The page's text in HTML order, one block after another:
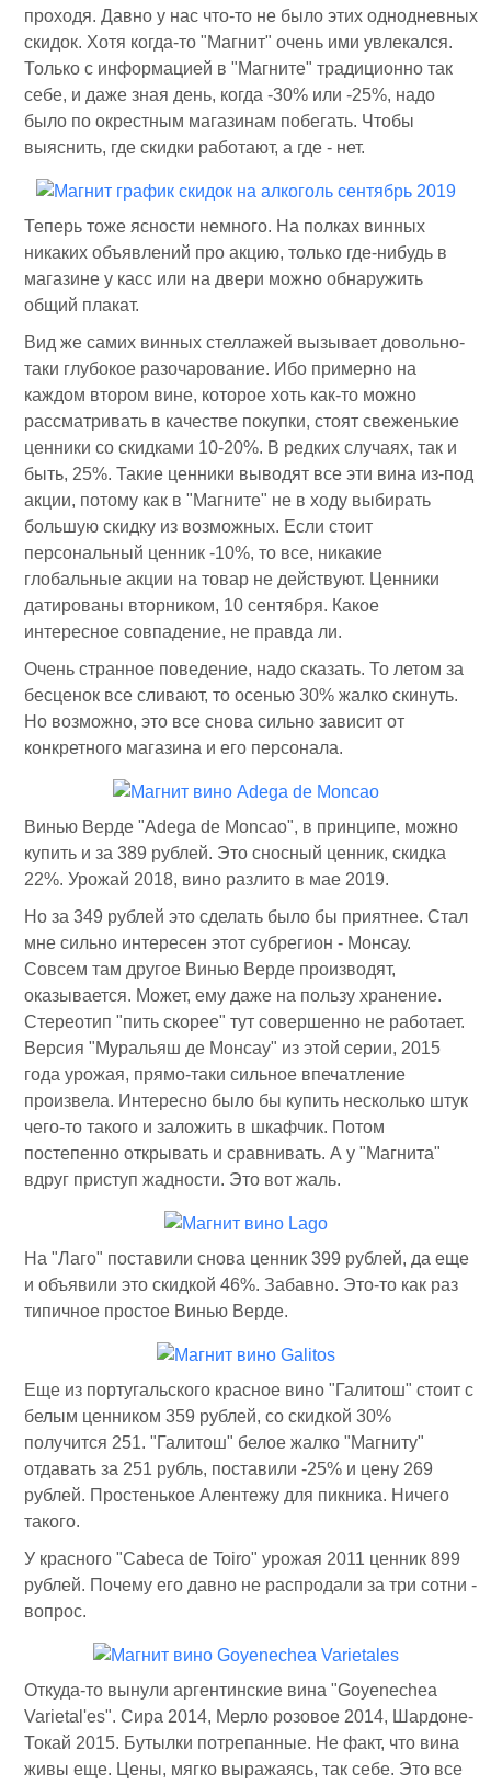
проходя. Давно у нас что-то не было этих однодневных
скидок. Хотя когда-то "Магнит" очень ими увлекался.
Только с информацией в "Магните" традиционно так
себе, и даже зная день, когда -30% или -25%, надо
было по окрестным магазинам побегать. Чтобы
выяснить, где скидки работают, а где - нет.
Теперь тоже ясности немного. На полках винных
никаких объявлений про акцию, только где-нибудь в
магазине у касс или на двери можно обнаружить
общий плакат.
Вид же самих винных стеллажей вызывает довольно-
таки глубокое разочарование. Ибо примерно на
каждом втором вине, которое хоть как-то можно
рассматривать в качестве покупки, стоят свеженькие
ценники со скидками 10-20%. В редких случаях, так и
быть, 25%. Такие ценники выводят все эти вина из-под
акции, потому как в "Магните" не в ходу выбирать
большую скидку из возможных. Если стоит
персональный ценник -10%, то все, никакие
глобальные акции на товар не действуют. Ценники
датированы вторником, 10 сентября. Какое
интересное совпадение, не правда ли.
Очень странное поведение, надо сказать. То летом за
бесценок все сливают, то осенью 30% жалко скинуть.
Но возможно, это все снова сильно зависит от
конкретного магазина и его персонала.
Винью Верде "Adega de Moncao", в принципе, можно
купить и за 389 рублей. Это сносный ценник, скидка
22%. Урожай 2018, вино разлито в мае 2019.
Но за 349 рублей это сделать было бы приятнее. Стал
мне сильно интересен этот субрегион - Монсау.
Совсем там другое Винью Верде производят,
оказывается. Может, ему даже на пользу хранение.
Стереотип "пить скорее" тут совершенно не работает.
Версия "Муральяш де Монсау" из этой серии, 2015
года урожая, прямо-таки сильное впечатление
произвела. Интересно было бы купить несколько штук
чего-то такого и заложить в шкафчик. Потом
постепенно открывать и сравнивать. А у "Магнита"
вдруг приступ жадности. Это вот жаль.
На "Лаго" поставили снова ценник 399 рублей, да еще
и объявили это скидкой 46%. Забавно. Это-то как раз
типичное простое Винью Верде.
Еще из португальского красное вино "Галитош" стоит с
белым ценником 359 рублей, со скидкой 30%
получится 251. "Галитош" белое жалко "Магниту"
отдавать за 251 рубль, поставили -25% и цену 269
рублей. Простенькое Алентежу для пикника. Ничего
такого.
У красного "Cabeca de Toiro" урожая 2011 ценник 899
рублей. Почему его давно не распродали за три сотни -
вопрос.
Откуда-то вынули аргентинские вина "Goyenechea
Varietal'es". Сира 2014, Мерло розовое 2014, Шардоне-
Токай 2015. Бутылки потрепанные. Не факт, что вина
живы еще. Цены, мягко выражаясь, так себе. Это все